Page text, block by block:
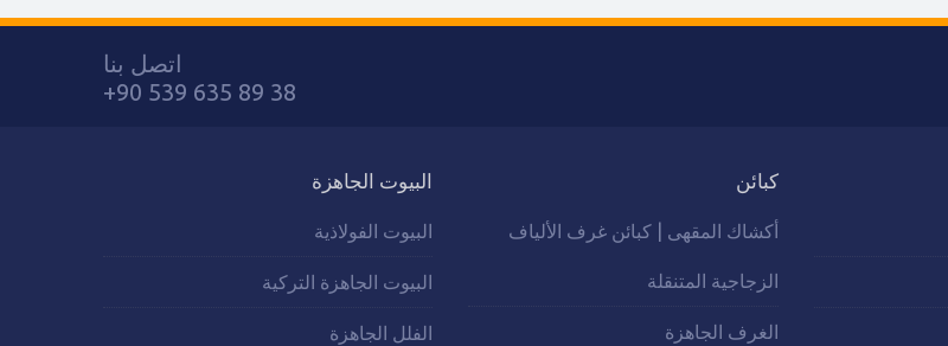
اتصل بنا
+90 539 635 89 38
كبائن
أكشاك المقهى | كبائن غرف الألياف
الزجاجية المتنقلة
الغرف الجاهزة
البيوت الجاهزة
البيوت الفولاذية
البيوت الجاهزة التركية
الفلل الجاهزة